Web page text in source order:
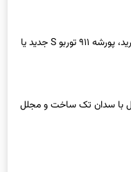
نبرد اسطوره‌ها در دنیای هیبرید، پورشه ۹۱۱ توربو S جدید یا
پاکارد پس از ۶۷ سال با سدان تک ساخت و مجلل